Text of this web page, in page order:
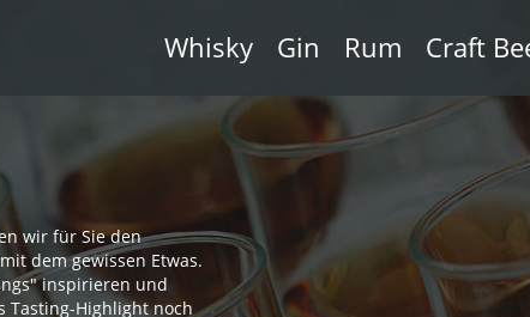
Whisky Gin Rum Craft
wir für Sie den
dem gewissen Etwas.
inspirieren und
Tasting-Highlight noch